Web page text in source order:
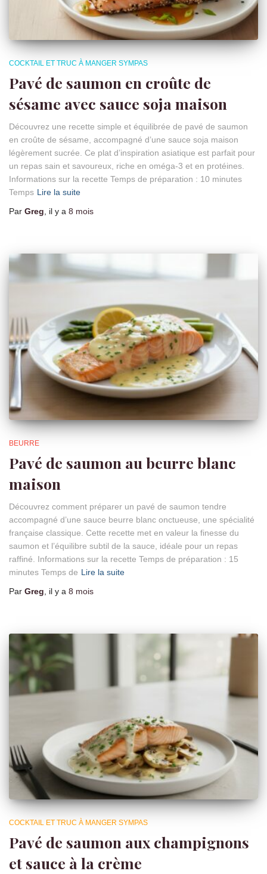
COCKTAIL ET TRUC À MANGER SYMPAS
Pavé de saumon en croûte de
sésame avec sauce soja maison
Découvrez une recette simple et équilibrée de pavé de saumon
en croûte de sésame, accompagné d’une sauce soja maison
légèrement sucrée. Ce plat d’inspiration asiatique est parfait pour
un repas sain et savoureux, riche en oméga-3 et en protéines.
Informations sur la recette Temps de préparation : 10 minutes
Temps Lire la suite
Par Greg , il y a 8 mois
BEURRE
Pavé de saumon au beurre blanc
maison
Découvrez comment préparer un pavé de saumon tendre
accompagné d’une sauce beurre blanc onctueuse, une spécialité
française classique. Cette recette met en valeur la finesse du
saumon et l’équilibre subtil de la sauce, idéale pour un repas
raffiné. Informations sur la recette Temps de préparation : 15
minutes Temps de Lire la suite
Par Greg , il y a 8 mois
COCKTAIL ET TRUC À MANGER SYMPAS
Pavé de saumon aux champignons
et sauce à la crème